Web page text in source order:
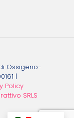
Ossigeno-
|
Policy
SRLS